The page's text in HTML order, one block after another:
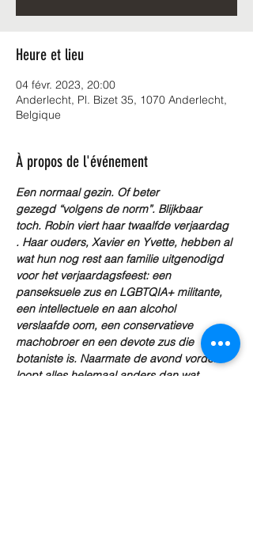
Heure et lieu
04 févr. 2023, 20:00
Anderlecht, Pl. Bizet 35, 1070 Anderlecht,
Belgique
À propos de l'événement
Een normaal gezin. Of beter
gezegd “volgens de norm”. Blijkbaar
toch. Robin viert haar twaalfde verjaardag
. Haar ouders, Xavier en Yvette, hebben al
wat hun nog rest aan familie uitgenodigd
voor het verjaardagsfeest: een
panseksuele zus en LGBTQIA+ militante,
een intellectuele en aan alcohol
verslaafde oom, een conservatieve
machobroer en een devote zus die
botaniste is. Naarmate de avond vordert
loopt alles helemaal anders dan wat